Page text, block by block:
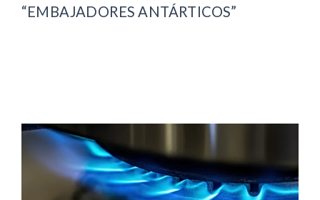
“EMBAJADORES ANTÁRTICOS”